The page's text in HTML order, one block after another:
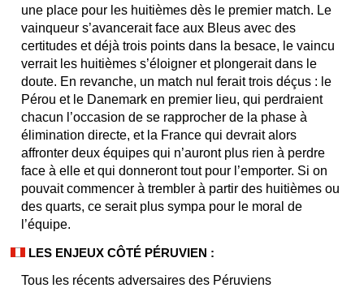
une place pour les huitièmes dès le premier match. Le
vainqueur s’avancerait face aux Bleus avec des
certitudes et déjà trois points dans la besace, le vaincu
verrait les huitièmes s’éloigner et plongerait dans le
doute. En revanche, un match nul ferait trois déçus : le
Pérou et le Danemark en premier lieu, qui perdraient
chacun l’occasion de se rapprocher de la phase à
élimination directe, et la France qui devrait alors
affronter deux équipes qui n’auront plus rien à perdre
face à elle et qui donneront tout pour l’emporter. Si on
pouvait commencer à trembler à partir des huitièmes ou
des quarts, ce serait plus sympa pour le moral de
l’équipe.
LES ENJEUX CÔTÉ PÉRUVIEN :
Tous les récents adversaires des Péruviens